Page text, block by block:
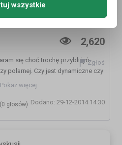
| Podróżne #75
2,620
Zgłoś
się choć trochę przybliżyć
polarnej. Czy jest dynamiczne czy
na te i inne pytania
bardziej profesjonalne:
Pokaż więcej
Dodano: 29-12-2014 14:30
(0 głosów)
wszystkie